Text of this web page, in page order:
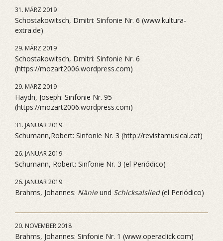
31. MÄRZ 2019
Schostakowitsch, Dmitri: Sinfonie Nr. 6 (www.kultura-
extra.de)
29. MÄRZ 2019
Schostakowitsch, Dmitri: Sinfonie Nr. 6
(https://mozart2006.wordpress.com)
29. MÄRZ 2019
Haydn, Joseph: Sinfonie Nr. 95
(https://mozart2006.wordpress.com)
31. JANUAR 2019
Schumann,Robert: Sinfonie Nr. 3 (http://revistamusical.cat)
26. JANUAR 2019
Schumann, Robert: Sinfonie Nr. 3 (el Periódico)
26. JANUAR 2019
Brahms, Johannes: Nänieund Schicksalslied(el Periódico)
20. NOVEMBER 2018
Brahms, Johannes: Sinfonie Nr. 1 (www.operaclick.com)